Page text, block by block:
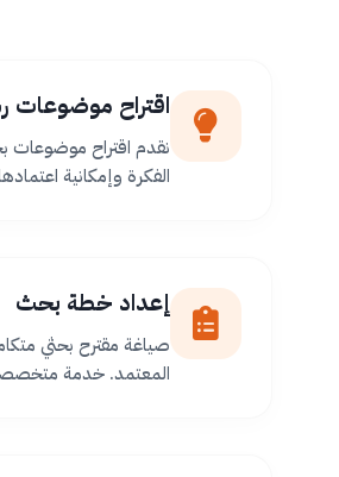
اقتراح موضوعات
نقدم اقتراح موضوعات
الفكرة وإمكانية
إعداد خطة بحث
صياغة مقترح بحثي
المعتمد. خدمة